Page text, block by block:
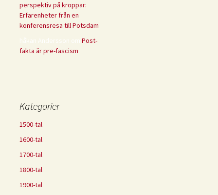
perspektiv på kroppar:
Erfarenheter från en
konferensresa till Potsdam
håkan Andersson om Post-
fakta är pre-fascism
Kategorier
1500-tal
1600-tal
1700-tal
1800-tal
1900-tal